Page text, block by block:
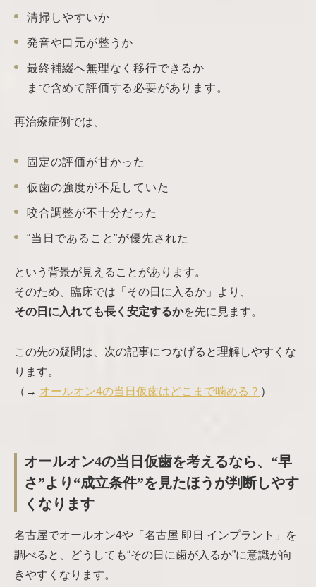
清掃しやすいか
発音や口元が整うか
最終補綴へ無理なく移行できるか
まで含めて評価する必要があります。
再治療症例では、
固定の評価が甘かった
仮歯の強度が不足していた
咬合調整が不十分だった
“当日であること”が優先された
という背景が見えることがあります。
そのため、臨床では「その日に入るか」より、
その日に入れても長く安定するかを先に見ます。
この先の疑問は、次の記事につなげると理解しやすくな
ります。
（→ オールオン4の当日仮歯はどこまで噛める？ ）
オールオン4の当日仮歯を考えるなら、“早
さ”より“成立条件”を見たほうが判断しやす
くなります
名古屋でオールオン4や「名古屋 即日 インプラント」を
調べると、どうしても“その日に歯が入るか”に意識が向
きやすくなります。